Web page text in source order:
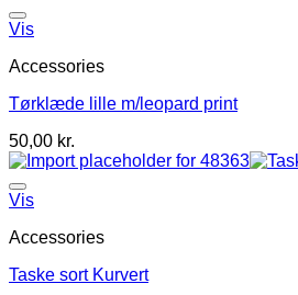
Vis
Accessories
Tørklæde lille m/leopard print
50,00 kr.
Vis
Accessories
Taske sort Kurvert